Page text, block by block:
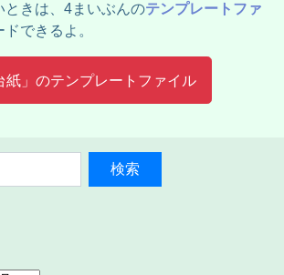
ときは、4まいぶんのテンプレートファ
できるよ。
紙」のテンプレートファイル